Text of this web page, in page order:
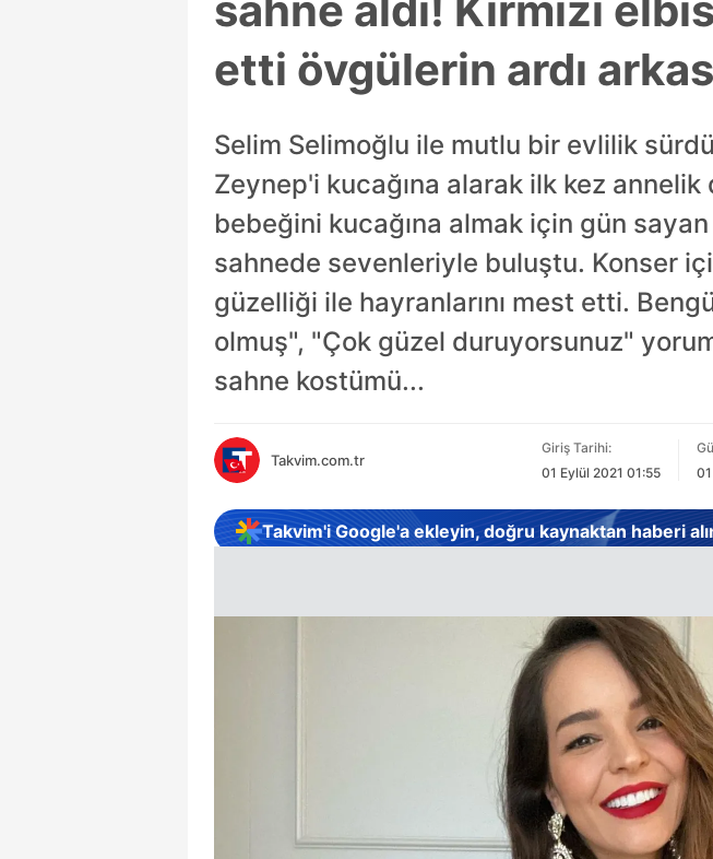
etti övgülerin ardı
Selim Selimoğlu ile mutlu bir evlilik
Zeynep'i kucağına alarak ilk kez
bebeğini kucağına almak için gün
sahnede sevenleriyle buluştu. Konser
güzelliği ile hayranlarını mest etti.
olmuş", "Çok güzel duruyorsunuz"
sahne kostümü...
Takvim.com.tr
Giriş Tarihi:
01 Eylül 2021 01:55
Takvim'i Google'a ekleyin, doğru kaynaktan haberi